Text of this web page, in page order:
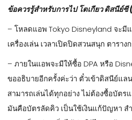
จากชินจูกุด้วยนะคะ จริงๆ เวลาพอๆ กั
สายรถไฟ หากใครที่อยู่ใกล้ชินจูกุ แบบ
แลนด์เลยค่ะ แต่มีรอบเช้าเลยนะคะ เช็ค